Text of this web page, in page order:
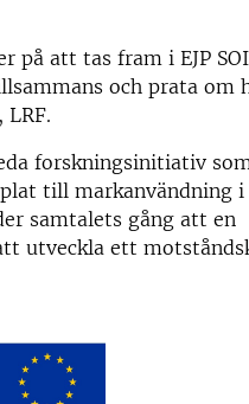
på att tas fram i EJP
och prata om
forskningsinitiativ som
till markanvändning
samtalets gång att en
utveckla ett